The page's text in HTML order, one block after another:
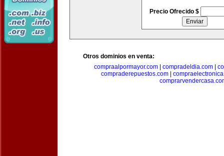
Precio Ofrecido $
Otros dominios en venta:
compraalpormayor.com| compradeldia.com|
compraderepuestos.com|